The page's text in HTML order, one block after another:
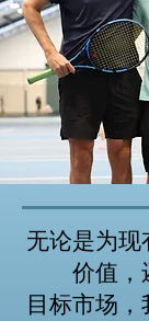
无论是为现
价值，
目标市场